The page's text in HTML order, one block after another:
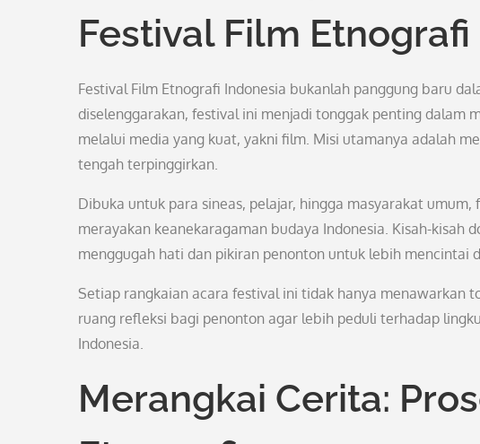
Festival Film Etnografi
Festival Film Etnografi Indonesia bukanlah panggung baru
diselenggarakan, festival ini menjadi tonggak penting dalam
melalui media yang kuat, yakni film. Misi utamanya adalah
tengah terpinggirkan.
Dibuka untuk para sineas, pelajar, hingga masyarakat
merayakan keanekaragaman budaya Indonesia. Kisah-kisah
menggugah hati dan pikiran penonton untuk lebih mencintai
Setiap rangkaian acara festival ini tidak hanya menawarkan
ruang refleksi bagi penonton agar lebih peduli terhadap
Indonesia.
Merangkai Cerita: